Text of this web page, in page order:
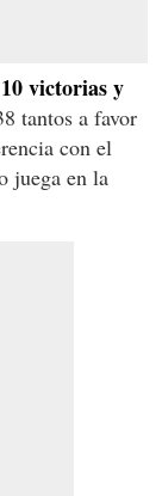
victorias y
tantos a favor
con el
juega en la